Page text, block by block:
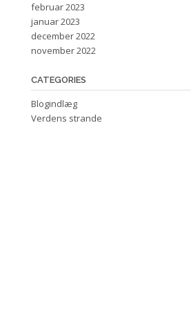
februar 2023
januar 2023
december 2022
november 2022
CATEGORIES
Blogindlæg
Verdens strande